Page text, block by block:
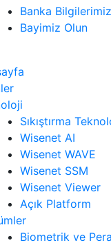
Banka Bilgilerimiz
Bayimiz Olun
Sıkıştırma
Wisenet AI
Wisenet WAVE
Wisenet SSM
Wisenet Viewer
Açık Platform
Biometrik ve